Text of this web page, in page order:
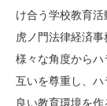
け合う学校教育活
虎ノ門法律経済
様々な角度から
互いを尊重し、
良い教育環境を